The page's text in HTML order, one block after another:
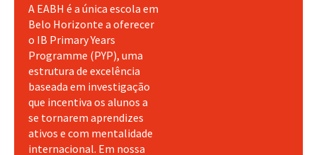
A EABH é a única escola em
Belo Horizonte a oferecer
o IB Primary Years
Programme (PYP), uma
estrutura de excelência
baseada em investigação
que incentiva os alunos a
se tornarem aprendizes
ativos e com mentalidade
internacional. Em nossa